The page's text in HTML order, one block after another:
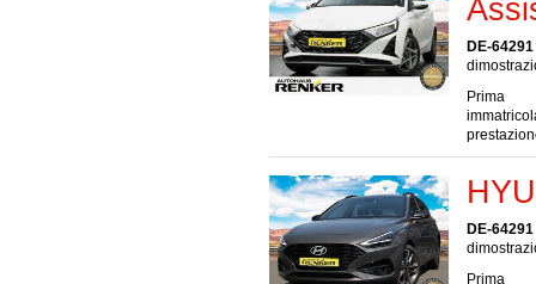
DE-
Prima
DE-
Prima